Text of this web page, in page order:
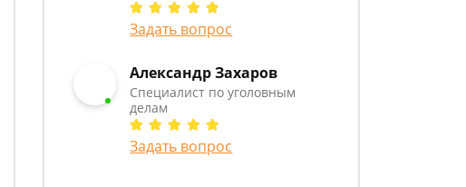
Задать вопрос
Александр Захаров
Специалист по уголовным
делам
Задать вопрос